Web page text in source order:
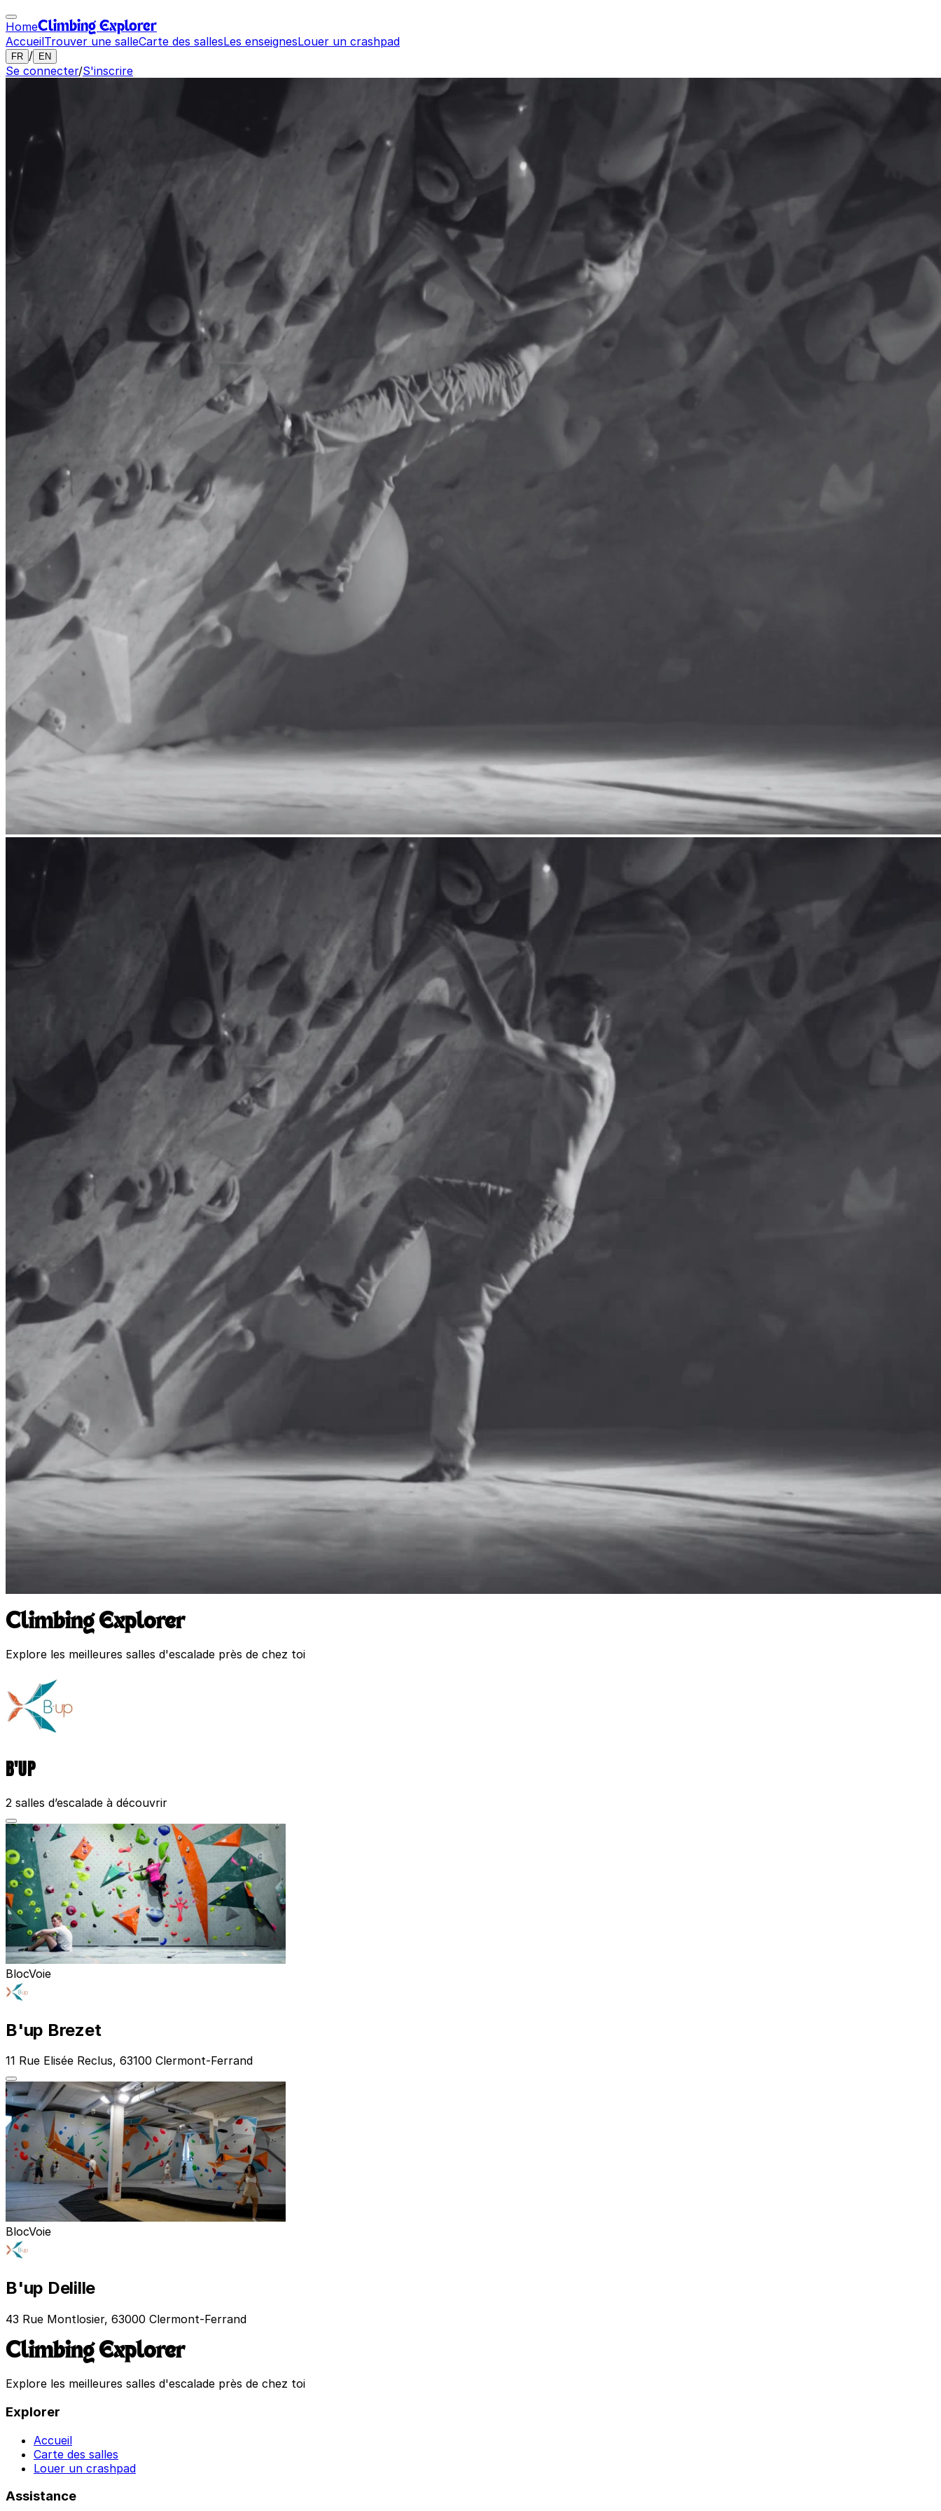
HomeClimbing Explorer
AccueilTrouver une salleCarte des sallesLes enseignesLouer un crashpad
FR / EN
Se connecter/S'inscrire
Climbing Explorer
Explore les meilleures salles d'escalade près de chez toi
B'UP
2 salles d’escalade à découvrir
BlocVoie
B'up Brezet
11 Rue Elisée Reclus, 63100 Clermont-Ferrand
BlocVoie
B'up Delille
43 Rue Montlosier, 63000 Clermont-Ferrand
Climbing Explorer
Explore les meilleures salles d'escalade près de chez toi
Explorer
Accueil
Carte des salles
Louer un crashpad
Assistance